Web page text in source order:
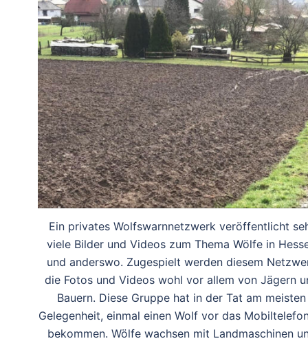
Ein privates Wolfswarnnetzwerk veröffentlicht
viele Bilder und Videos zum Thema Wölfe in
und anderswo. Zugespielt werden diesem
die Fotos und Videos wohl vor allem von Jägern
Bauern. Diese Gruppe hat in der Tat am meisten
Gelegenheit, einmal einen Wolf vor das
bekommen. Wölfe wachsen mit Landmaschinen